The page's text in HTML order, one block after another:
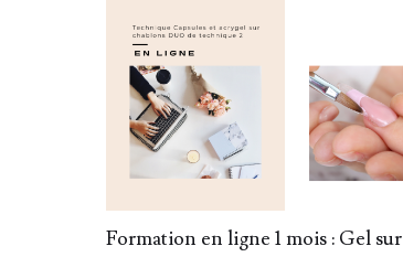
Formation en ligne 1 mois : Gel sur